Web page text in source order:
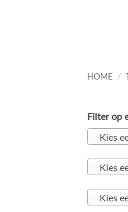
HOME /
Filter op
Kies
Kies